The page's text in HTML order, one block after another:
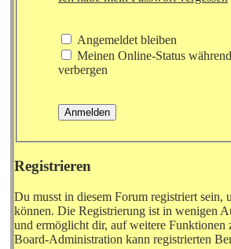
Angemeldet bleiben
Meinen Online-Status
verbergen
Registrieren
Du musst in diesem Forum registriert sein,
können. Die Registrierung ist in wenigen
und ermöglicht dir, auf weitere Funktionen
Board-Administration kann registrierten